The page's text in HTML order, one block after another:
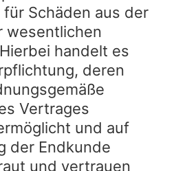
Schäden aus der
wesentlichen
handelt es
deren
Vertrages
und auf
der Endkunde
und vertrauen